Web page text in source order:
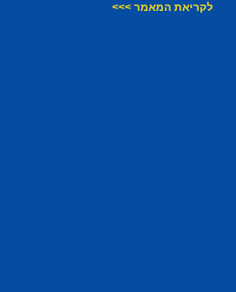
לקריאת המאמר >>>